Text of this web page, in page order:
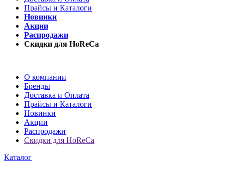
Прайсы и Каталоги
Новинки
Акции
Распродажи
Скидки для HoReCa
О компании
Бренды
Доставка и Оплата
Прайсы и Каталоги
Новинки
Акции
Распродажи
Скидки для HoReCa
Каталог